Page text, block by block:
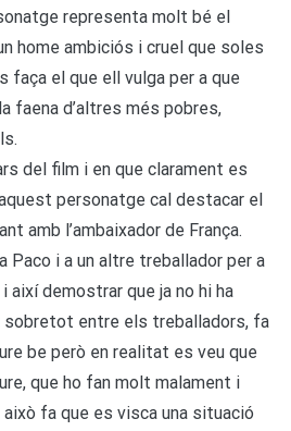
representa molt bé el
home ambiciós i cruel que soles
faça el que ell vulga per a que
faena d’altres més pobres,
del film i en que clarament es
personatge cal destacar el
amb l’ambaixador de França.
Paco i a un altre treballador per a
així demostrar que ja no hi ha
sobretot entre els treballadors, fa
be però en realitat es veu que
que ho fan molt malament i
fa que es visca una situació